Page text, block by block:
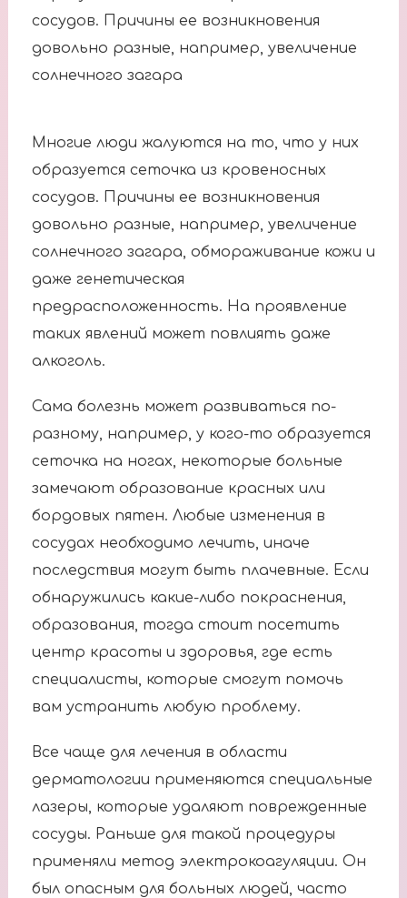
сосудов. Причины ее возникновения
довольно разные, например, увеличение
солнечного загара
Многие люди жалуются на то, что у них
образуется сеточка из кровеносных
сосудов. Причины ее возникновения
довольно разные, например, увеличение
солнечного загара, обмораживание кожи и
даже генетическая
предрасположенность. На проявление
таких явлений может повлиять даже
алкоголь.
Сама болезнь может развиваться по-
разному, например, у кого-то образуется
сеточка на ногах, некоторые больные
замечают образование красных или
бордовых пятен. Любые изменения в
сосудах необходимо лечить, иначе
последствия могут быть плачевные. Если
обнаружились какие-либо покраснения,
образования, тогда стоит посетить
центр красоты и здоровья, где есть
специалисты, которые смогут помочь
вам устранить любую проблему.
Все чаще для лечения в области
дерматологии применяются специальные
лазеры, которые удаляют поврежденные
сосуды. Раньше для такой процедуры
применяли метод электрокоагуляции. Он
был опасным для больных людей, часто